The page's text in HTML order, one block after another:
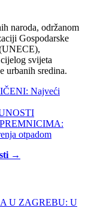
naroda, održanom
Gospodarske
svijeta
urbanih sredina.
Najveći
otpadom
→
U ZAGREBU: U